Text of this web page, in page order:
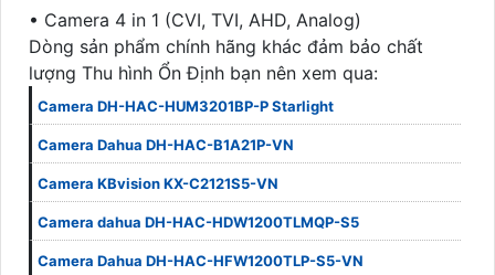
• Camera 4 in 1 (CVI, TVI, AHD, Analog)
Dòng sản phẩm chính hãng khác đảm bảo chất
lượng Thu hình Ổn Định bạn nên xem qua:
Camera DH-HAC-HUM3201BP-P Starlight
Camera Dahua DH-HAC-B1A21P-VN
Camera KBvision KX-C2121S5-VN
Camera dahua DH-HAC-HDW1200TLMQP-S5
Camera Dahua DH-HAC-HFW1200TLP-S5-VN